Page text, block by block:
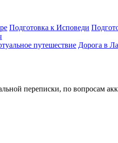
Подготовка к Исповеди
путешествие Дорога в
переписки, по вопросам